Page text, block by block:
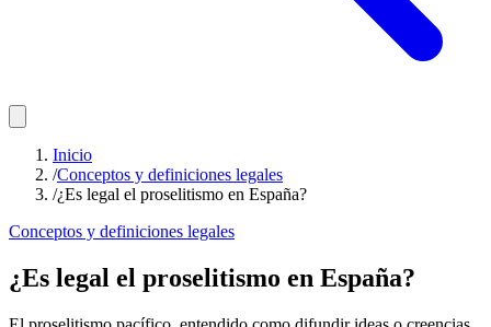
Inicio
/Conceptos y definiciones legales
/¿Es legal el proselitismo en España?
Conceptos y definiciones legales
¿Es legal el proselitismo en España?